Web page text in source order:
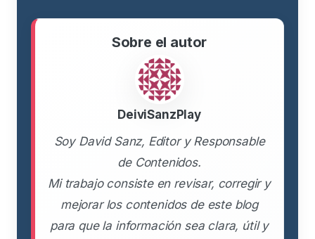
Sobre el autor
DeiviSanzPlay
Soy David Sanz, Editor y Responsable
de Contenidos.
Mi trabajo consiste en revisar, corregir y
mejorar los contenidos de este blog
para que la información sea clara, útil y